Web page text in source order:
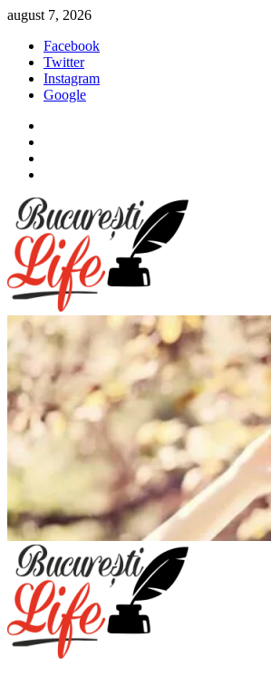
Sari
conținut
august 7, 2026
Facebook
Twitter
Instagram
Google
Meniu
principal